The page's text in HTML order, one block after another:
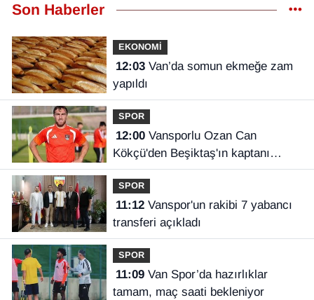
Son Haberler
EKONOMİ
12:03Van’da somun ekmeğe zam
yapıldı
SPOR
12:00Vansporlu Ozan Can
Kökçü'den Beşiktaş'ın kaptanı
kardeşi Orkun'a destek
SPOR
11:12Vanspor'un rakibi 7 yabancı
transferi açıkladı
SPOR
11:09Van Spor’da hazırlıklar
tamam, maç saati bekleniyor